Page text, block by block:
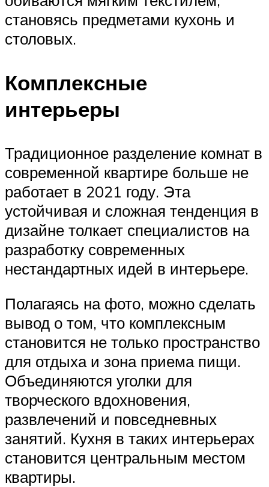
становясь предметами кухонь и
столовых.
Комплексные
интерьеры
Традиционное разделение комнат в
современной квартире больше не
работает в 2021 году. Эта
устойчивая и сложная тенденция в
дизайне толкает специалистов на
разработку современных
нестандартных идей в интерьере.
Полагаясь на фото, можно сделать
вывод о том, что комплексным
становится не только пространство
для отдыха и зона приема пищи.
Объединяются уголки для
творческого вдохновения,
развлечений и повседневных
занятий. Кухня в таких интерьерах
становится центральным местом
квартиры.